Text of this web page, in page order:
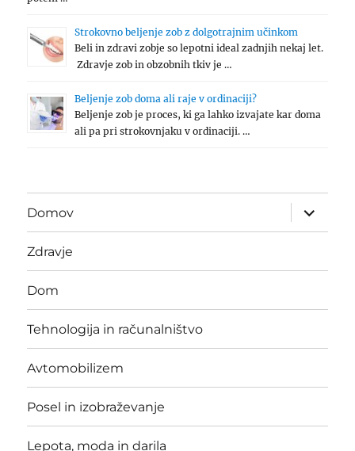
Strokovno beljenje zob z dolgotrajnim učinkom
Beli in zdravi zobje so lepotni ideal zadnjih nekaj let.
Zdravje zob in obzobnih tkiv je …
Beljenje zob doma ali raje v ordinaciji?
Beljenje zob je proces, ki ga lahko izvajate kar doma
ali pa pri strokovnjaku v ordinaciji. …
Domov
expand
child
menu
Zdravje
Dom
Tehnologija in računalništvo
Avtomobilizem
Posel in izobraževanje
Lepota, moda in darila